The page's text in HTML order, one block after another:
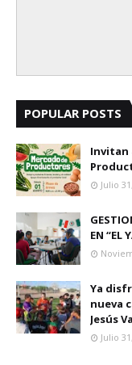
POPULAR POSTS
Invitan
Julio
EN “EL
Ya
nueva
Jesús
Julio